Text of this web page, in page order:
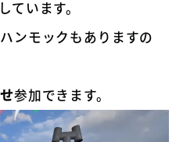
ています。
ンモックもありますの
参加できます。